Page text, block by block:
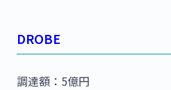
DROBE
調達額：5億円